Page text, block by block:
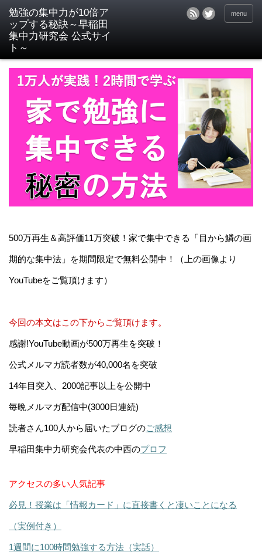
menu
500万再生＆高評価11万突破！家で集中できる「目から鱗の画
期的な集中法」を期間限定で無料公開中！（上の画像より
YouTubeをご覧頂けます）
今回の本文はこの下からご覧頂けます。
感謝!YouTube動画が500万再生を突破！
公式メルマガ読者数が40,000名を突破
14年目突入、2000記事以上を公開中
毎晩メルマガ配信中(3000日連続)
読者さん100人から届いたブログのご感想
早稲田集中力研究会代表の中西のプロフ
アクセスの多い人気記事
必見！授業は「情報カード」に直接書くと凄いことになる
（実例付き）
1週間に100時間勉強する方法（実話）